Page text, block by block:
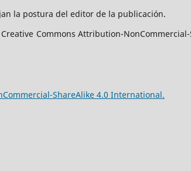
la postura del editor de la publicación.
Commons Attribution-
ShareAlike 4.0 International.